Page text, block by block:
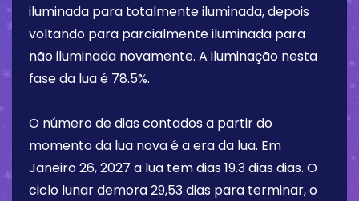
iluminada para totalmente iluminada, depois
voltando para parcialmente iluminada para
não iluminada novamente. A iluminação nesta
fase da lua é 78.5%.
O número de dias contados a partir do
momento da lua nova é a era da lua. Em
Janeiro 26, 2027 a lua tem dias 19.3 dias dias. O
ciclo lunar demora 29,53 dias para terminar, o